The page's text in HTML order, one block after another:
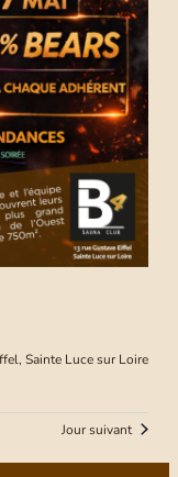
Sainte Luce sur Loire
Jour suivant